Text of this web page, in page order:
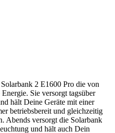
2 E1600 Pro die von
Sie versorgt tagsüber
hält Deine Geräte mit einer
betriebsbereit und gleichzeitig
Abends versorgt die Solarbank
und hält auch Dein